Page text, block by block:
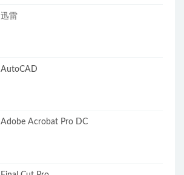
迅雷
AutoCAD
Adobe Acrobat Pro DC